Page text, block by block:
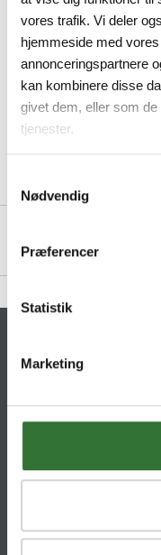
vores trafik. Vi deler
hjemmeside med
annonceringspartnere
kan kombinere disse
givet dem, eller som
tjenester.
Nødvendig
Præferencer
Statistik
Marketing
IP67, IP69K
Mindste ordreantal: 1
Beskrivelse
Theilgaards Torv 1
Ellemosen 4